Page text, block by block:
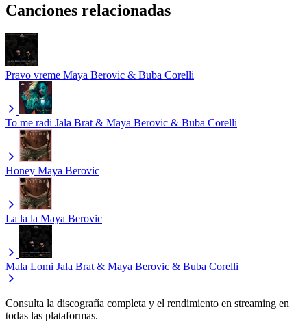
Canciones relacionadas
Pravo vreme Maya Berovic & Buba Corelli
To me radi Jala Brat & Maya Berovic & Buba Corelli
Honey Maya Berovic
La la la Maya Berovic
Mala Lomi Jala Brat & Maya Berovic & Buba Corelli
Consulta la discografía completa y el rendimiento en streaming en
todas las plataformas.